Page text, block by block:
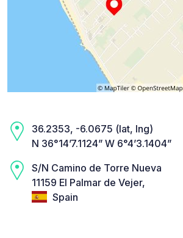
36.2353, -6.0675 (lat, lng)
N 36°14’7.1124” W 6°4’3.1404”
S/N Camino de Torre Nueva
11159 El Palmar de Vejer,
Spain